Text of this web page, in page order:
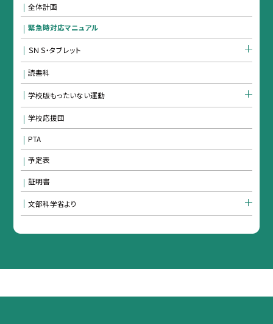
全体計画
緊急時対応マニュアル
ＳＮＳ・タブレット
読書科
学校版もったいない運動
学校応援団
PTA
予定表
証明書
文部科学省より